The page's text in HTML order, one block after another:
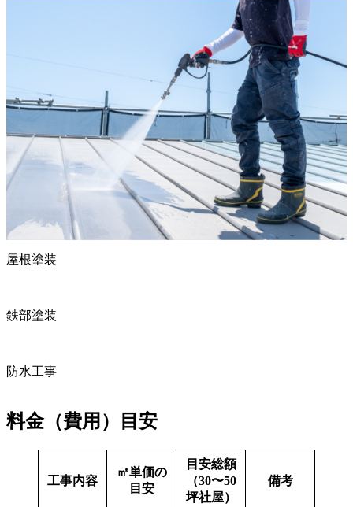
屋根塗装
鉄部塗装
防水工事
料金（費用）目安
工事内容
㎡単価の
目安
目安総額
（30〜50
坪社屋）
備考